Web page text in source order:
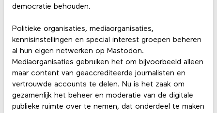
democratie behouden.
Politieke organisaties, mediaorganisaties,
kennisinstellingen en special interest groepen beheren
al hun eigen netwerken op Mastodon.
Mediaorganisaties gebruiken het om bijvoorbeeld alleen
maar content van geaccrediteerde journalisten en
vertrouwde accounts te delen. Nu is het zaak om
gezamenlijk het beheer en moderatie van de digitale
publieke ruimte over te nemen, dat onderdeel te maken